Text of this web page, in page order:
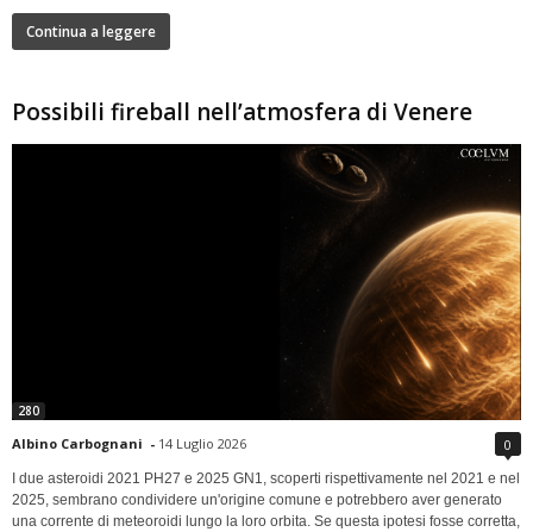
Continua a leggere
Possibili fireball nell’atmosfera di Venere
280
Albino Carbognani - 14 Luglio 2026 0
I due asteroidi 2021 PH27 e 2025 GN1, scoperti rispettivamente nel 2021 e nel
2025, sembrano condividere un'origine comune e potrebbero aver generato
una corrente di meteoroidi lungo la loro orbita. Se questa ipotesi fosse corretta,